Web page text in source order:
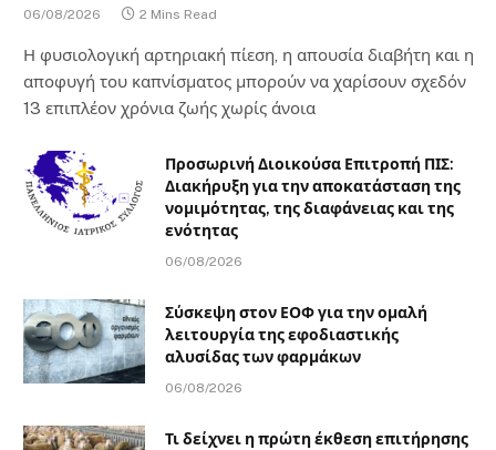
06/08/2026 2 Mins Read
Η φυσιολογική αρτηριακή πίεση, η απουσία διαβήτη και η
αποφυγή του καπνίσματος μπορούν να χαρίσουν σχεδόν
13 επιπλέον χρόνια ζωής χωρίς άνοια
Προσωρινή Διοικούσα Επιτροπή ΠΙΣ:
Διακήρυξη για την αποκατάσταση της
νομιμότητας, της διαφάνειας και της
ενότητας
06/08/2026
Σύσκεψη στον ΕΟΦ για την ομαλή
λειτουργία της εφοδιαστικής
αλυσίδας των φαρμάκων
06/08/2026
Τι δείχνει η πρώτη έκθεση επιτήρησης